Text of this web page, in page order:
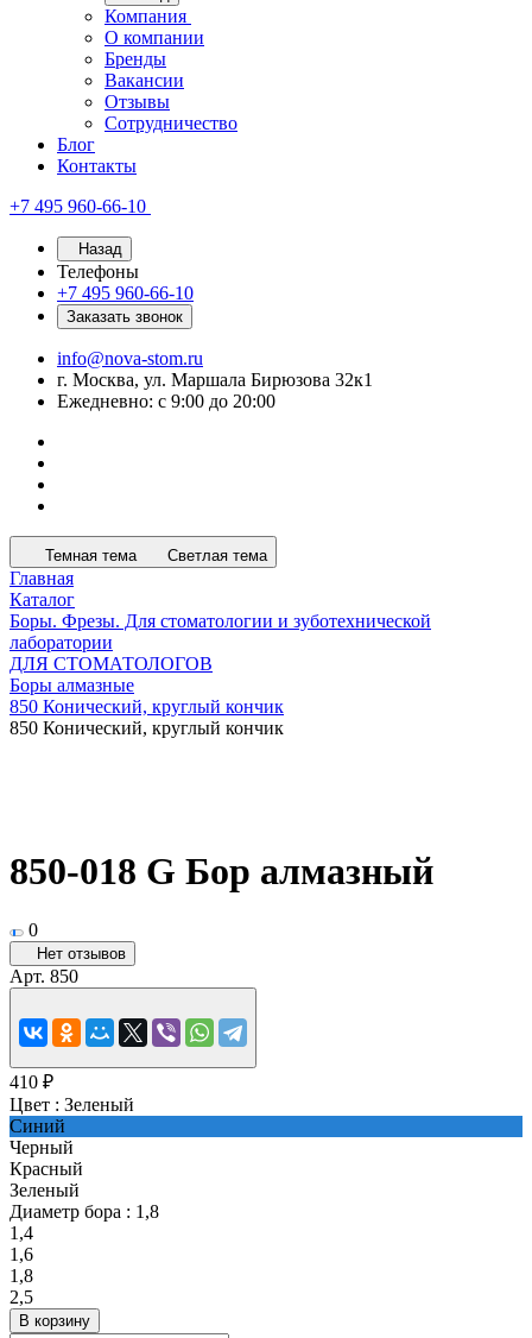
Компания
О компании
Бренды
Вакансии
Отзывы
Сотрудничество
Блог
Контакты
+7 495 960-66-10
Назад
Телефоны
+7 495 960-66-10
Заказать звонок
info@nova-stom.ru
г. Москва, ул. Маршала Бирюзова 32к1
Ежедневно: с 9:00 до 20:00
Темная тема Светлая тема
Главная
Каталог
Боры. Фрезы. Для стоматологии и зуботехнической
лаборатории
ДЛЯ СТОМАТОЛОГОВ
Боры алмазные
850 Конический, круглый кончик
850 Конический, круглый кончик
850-018 G Бор алмазный
0
Нет отзывов
Арт. 850
410 ₽
Цвет : Зеленый
Синий
Черный
Красный
Зеленый
Диаметр бора : 1,8
1,4
1,6
1,8
2,5
В корзину